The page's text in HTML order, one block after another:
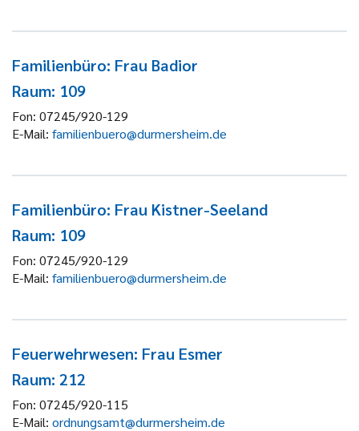
Familienbüro: Frau Badior
Raum: 109
Fon: 07245/920-129
E-Mail: familienbuero@durmersheim.de
Familienbüro: Frau Kistner-Seeland
Raum: 109
Fon: 07245/920-129
E-Mail: familienbuero@durmersheim.de
Feuerwehrwesen: Frau Esmer
Raum: 212
Fon: 07245/920-115
E-Mail: ordnungsamt@durmersheim.de